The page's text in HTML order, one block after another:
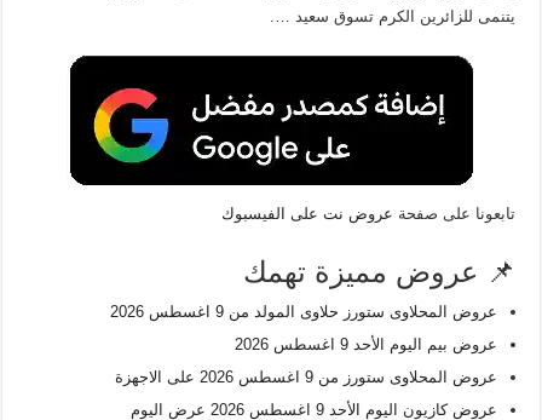
يتنمى للزائرين الكرم تسوق سعيد ….
تابعونا على صفحة عروض نت على الفيسبوك
📌 عروض مميزة تهمك
عروض المحلاوى ستورز حلاوى المولد من 9 اغسطس 2026
عروض بيم اليوم الأحد 9 اغسطس 2026
عروض المحلاوى ستورز من 9 اغسطس 2026 على الاجهزة
عروض كازيون اليوم الأحد 9 اغسطس 2026 عرض اليوم